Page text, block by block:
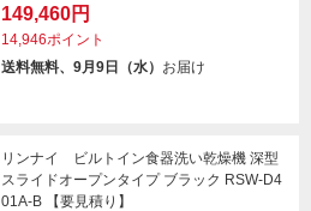
149,460円
14,946ポイント
送料無料、9月9日（水） お届け
リンナイ ビルトイン食器洗い乾燥機 深型
スライドオープンタイプ ブラック RSW-D4
01A-B 【要見積り】